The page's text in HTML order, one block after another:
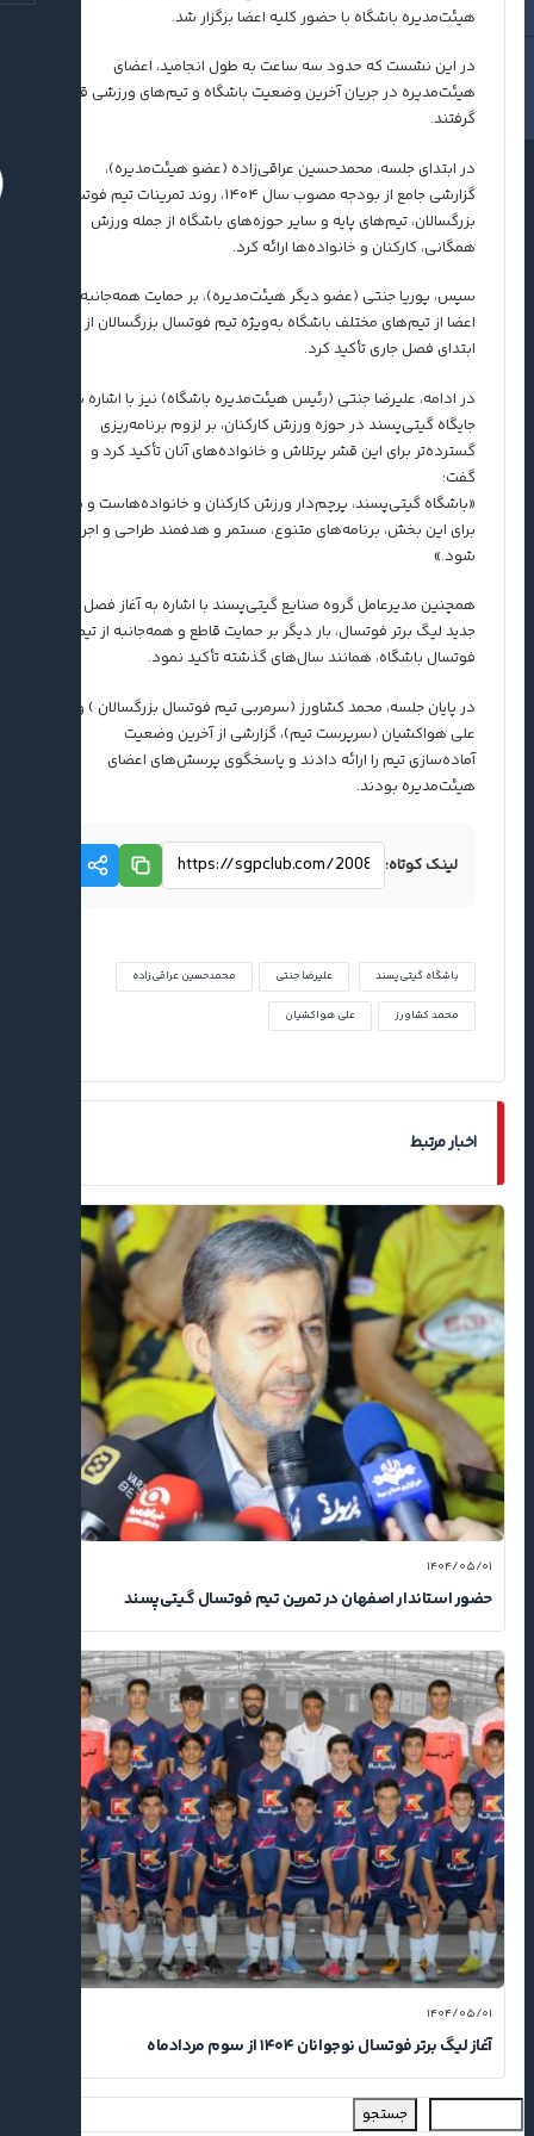
هیئت‌مدیره باشگاه با حضور کلیه اعضا برگزار شد.
در این نشست که حدود سه ساعت به طول انجامید، اعضای
هیئت‌مدیره در جریان آخرین وضعیت باشگاه و تیم‌های ورزشی قرار
گرفتند.
در ابتدای جلسه، محمدحسین عراقی‌زاده (عضو هیئت‌مدیره)،
گزارشی جامع از بودجه مصوب سال ۱۴۰۴، روند تمرینات تیم فوتسال
بزرگسالان، تیم‌های پایه و سایر حوزه‌های باشگاه از جمله ورزش
همگانی، کارکنان و خانواده‌ها ارائه کرد.
سپس، پوریا جنتی (عضو دیگر هیئت‌مدیره)، بر حمایت همه‌جانبه
اعضا از تیم‌های مختلف باشگاه به‌ویژه تیم فوتسال بزرگسالان از
ابتدای فصل جاری تأکید کرد.
در ادامه، علیرضا جنتی (رئیس هیئت‌مدیره باشگاه) نیز با اشاره به
جایگاه گیتی‌پسند در حوزه ورزش کارکنان، بر لزوم برنامه‌ریزی
گسترده‌تر برای این قشر پرتلاش و خانواده‌های آنان تأکید کرد و
گفت:
«باشگاه گیتی‌پسند، پرچم‌دار ورزش کارکنان و خانواده‌هاست و باید
برای این بخش، برنامه‌های متنوع، مستمر و هدفمند طراحی و اجرا
شود.»
همچنین مدیرعامل گروه صنایع گیتی‌پسند با اشاره به آغاز فصل
جدید لیگ برتر فوتسال، بار دیگر بر حمایت قاطع و همه‌جانبه از تیم
فوتسال باشگاه، همانند سال‌های گذشته تأکید نمود.
در پایان جلسه، محمد کشاورز (سرمربی تیم فوتسال بزرگسالان ) و
علی هواکشیان (سرپرست تیم)، گزارشی از آخرین وضعیت
آماده‌سازی تیم را ارائه دادند و پاسخگوی پرسش‌های اعضای
هیئت‌مدیره بودند.
لینک کوتاه:
باشگاه گیتی‌پسند علیرضا جنتی محمدحسین عراقی‌زاده
محمد کشاورز علی هواکشیان
اخبار مرتبط
۱۴۰۴/۰۵/۰۱
حضور استاندار اصفهان در تمرین تیم فوتسال گیتی‌پسند
۱۴۰۴/۰۵/۰۱
آغاز لیگ برتر فوتسال نوجوانان ۱۴۰۴ از سوم مردادماه
جستجو